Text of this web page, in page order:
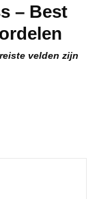
– Best
velden zijn